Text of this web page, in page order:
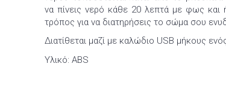
να πίνεις νερό κάθε 20 λεπτά με φως και
τρόπος για να διατηρήσεις το σώμα σου
Διατίθεται μαζί με καλώδιο USB μήκους
Υλικό: ABS